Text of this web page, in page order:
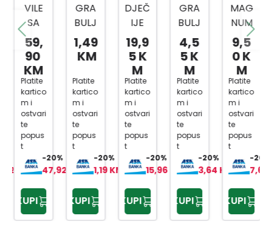
KM
VILE
SA
TRI
ZUPC
A I
DRŠK
OM
59,
90
KM
Platite
kartico
m i
ostvari
te
popus
t
-20%
47,92 KM
KUPI
GRA
BULJ
E
PVC
1,49
KM
Platite
kartico
m i
ostvari
te
popus
t
-20%
1,19 KM
KUPI
DJEČ
IJE
GRA
BLJE
ZA
LIŠĆE
CRVE
NE
BOJE
75
19,9
5 K
M
Platite
kartico
m i
ostvari
te
popus
t
-20%
15,96 KM
KUPI
GRA
BULJ
E S
4,5
5 K
M
Platite
kartico
m i
ostvari
te
popus
t
-20%
3,64 KM
KUPI
MAG
NUM
GRA
BULJ
E 12
ZUBA
9,5
0 K
M
Platite
kartico
m i
ostvari
te
popus
t
-20%
7,60
KUPI